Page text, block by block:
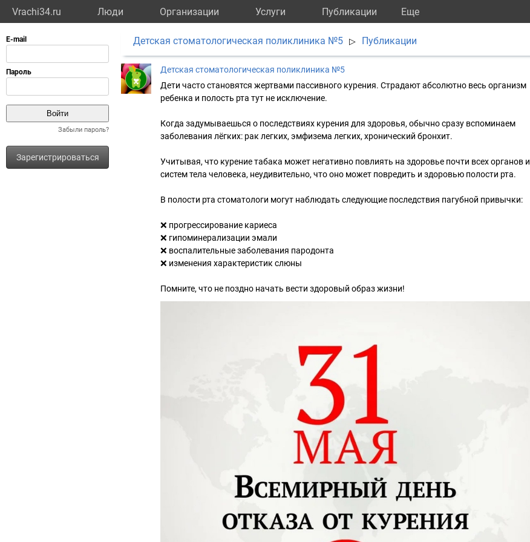
Vrachi34.ru Люди Организации Услуги Публикации Eще
Забыли пароль?
Зарегистрироваться
Детская стоматологическая поликлиника №5 ▷ Публикации
Детская стоматологическая поликлиника №5
Дети часто становятся жертвами пассивного курения. Страдают абсолютно весь организм
ребенка и полость рта тут не исключение.
Когда задумываешься о последствиях курения для здоровья, обычно сразу вспоминаем
заболевания лёгких: рак легких, эмфизема легких, хронический бронхит.
Учитывая, что курение табака может негативно повлиять на здоровье почти всех органов и
систем тела человека, неудивительно, что оно может повредить и здоровью полости рта.
В полости рта стоматологи могут наблюдать следующие последствия пагубной привычки:
❌ прогрессирование кариеса
❌ гипоминерализации эмали
❌ воспалительные заболевания пародонта
❌ изменения характеристик слюны
Помните, что не поздно начать вести здоровый образ жизни!